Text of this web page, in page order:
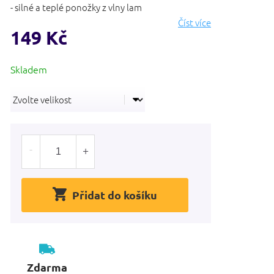
- silné a teplé ponožky z vlny lam
Číst více
149 Kč
cena:
Přidat do košíku
Zdarma